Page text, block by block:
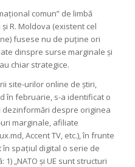
comun” de limbă
R. Moldova (existent cel
fusese nu de puține ori
dinspre surse marginale și
chiar strategice.
site-urilor online de știri,
în februarie, s-a identificat o
dezinformări despre originea
marginale, afiliate
Accent TV, etc.), în frunte
spațiul digital o serie de
„NATO și UE sunt structuri